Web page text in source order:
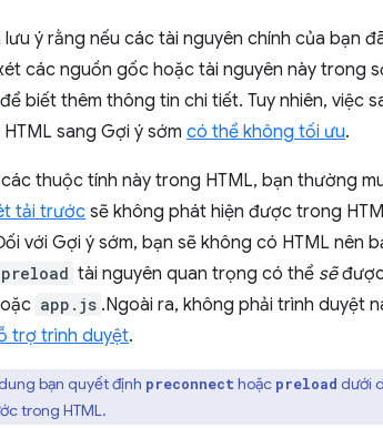
lưu ý rằng nếu các tài nguyên chính của bạn
các nguồn gốc hoặc tài nguyên này trong
để biết thêm thông tin chi tiết. Tuy nhiên, việc
sang Gợi ý sớm có thể không tối ưu.
thuộc tính này trong HTML, bạn thường
tải trước sẽ không phát hiện được trong
với Gợi ý sớm, bạn sẽ không có HTML nên
preload tài nguyên quan trọng có thể sẽđược
app.js .Ngoài ra, không phải trình duyệt
trợ trình duyệt.
bạn quyết định preconnect hoặc preload dưới
trong HTML.